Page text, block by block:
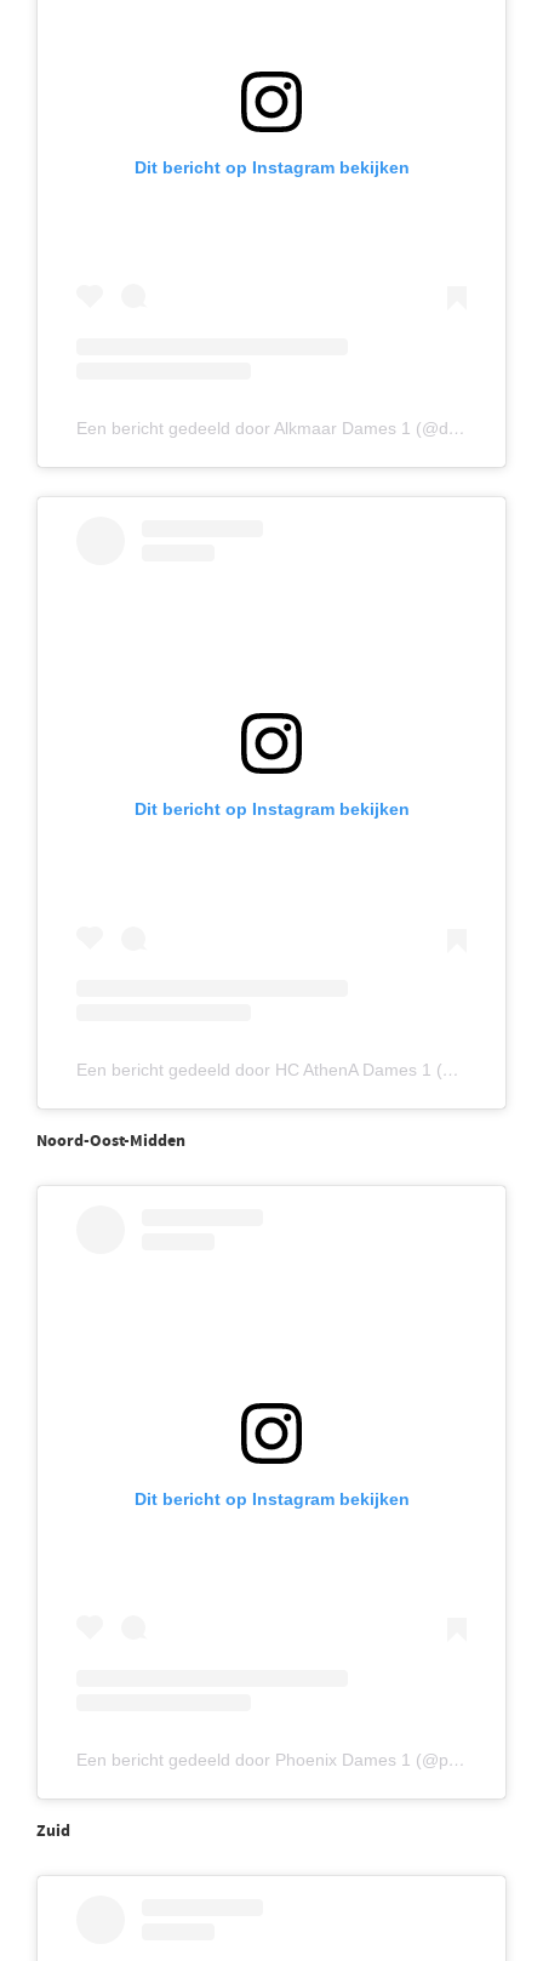
Dit bericht op Instagram bekijken
Een bericht gedeeld door Alkmaar Dames 1 (@dames1alkmaar)
Dit bericht op Instagram bekijken
Een bericht gedeeld door HC AthenA Dames 1 (@athenadames1)
Noord-Oost-Midden
Dit bericht op Instagram bekijken
Een bericht gedeeld door Phoenix Dames 1 (@phoenixdames1)
Zuid